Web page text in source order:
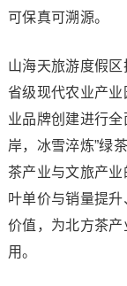
可保真可溯源。
山海天旅游度假
省级现代农业产
业品牌创建进行
岸，冰雪淬炼”绿
茶产业与文旅产
叶单价与销量提
价值，为北方茶
用。